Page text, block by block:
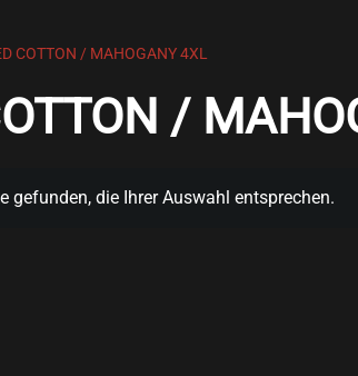
COTTON / MAHOGANY 4XL
/
gefunden, die Ihrer Auswahl entsprechen.